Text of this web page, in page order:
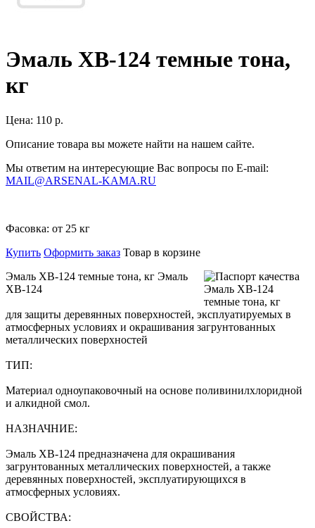
Эмаль ХВ-124 темные тона,
кг
Цена: 110 р.
Описание товара вы можете найти на нашем сайте.
Мы ответим на интересующие Вас вопросы по E-mail:
MAIL@ARSENAL-KAMA.RU
Фасовка: от 25 кг
Купить Оформить заказ Товар в корзине
Эмаль ХВ-124 темные тона, кг Эмаль
ХВ-124
для защиты деревянных поверхностей, эксплуатируемых в
атмосферных условиях и окрашивания загрунтованных
металлических поверхностей
ТИП:
Материал одноупаковочный на основе поливинилхлоридной
и алкидной смол.
НАЗНАЧНИЕ:
Эмаль ХВ-124 предназначена для окрашивания
загрунтованных металлических поверхностей, а также
деревянных поверхностей, эксплуатирующихся в
атмосферных условиях.
СВОЙСТВА: